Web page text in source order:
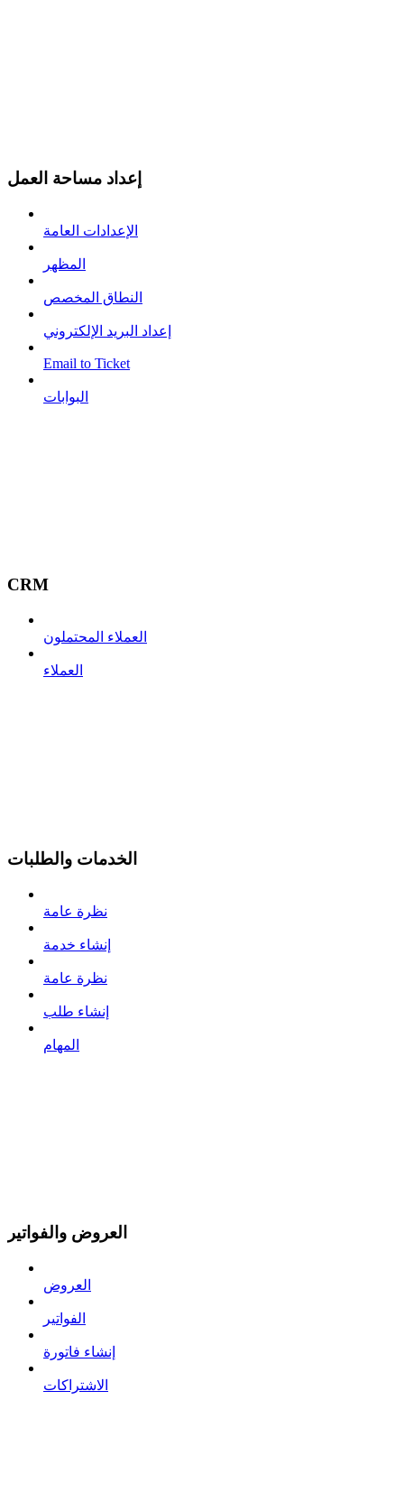
إعداد مساحة العمل
الإعدادات العامة
المظهر
النطاق المخصص
إعداد البريد الإلكتروني
Email to Ticket
البوابات
CRM
العملاء المحتملون
العملاء
الخدمات والطلبات
نظرة عامة
إنشاء خدمة
نظرة عامة
إنشاء طلب
المهام
العروض والفواتير
العروض
الفواتير
إنشاء فاتورة
الاشتراكات